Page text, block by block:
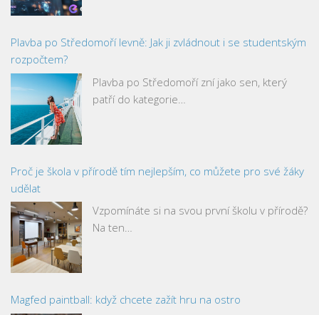
Plavba po Středomoří levně: Jak ji zvládnout i se studentským
rozpočtem?
Plavba po Středomoří zní jako sen, který
patří do kategorie…
Proč je škola v přírodě tím nejlepším, co můžete pro své žáky
udělat
Vzpomínáte si na svou první školu v přírodě?
Na ten…
Magfed paintball: když chcete zažít hru na ostro